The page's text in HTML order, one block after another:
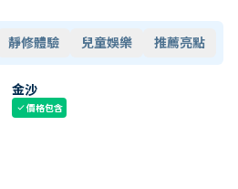
靜修體驗 兒童娛樂 推薦亮點
金沙
check價格包含